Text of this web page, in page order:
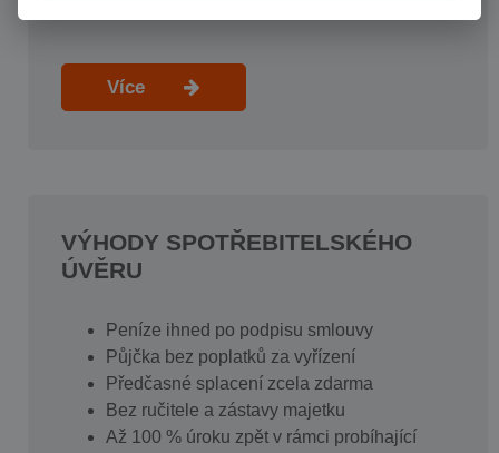
Více
VÝHODY SPOTŘEBITELSKÉHO
ÚVĚRU
Peníze ihned po podpisu smlouvy
Půjčka bez poplatků za vyřízení
Předčasné splacení zcela zdarma
Bez ručitele a zástavy majetku
Až 100 % úroku zpět v rámci probíhající